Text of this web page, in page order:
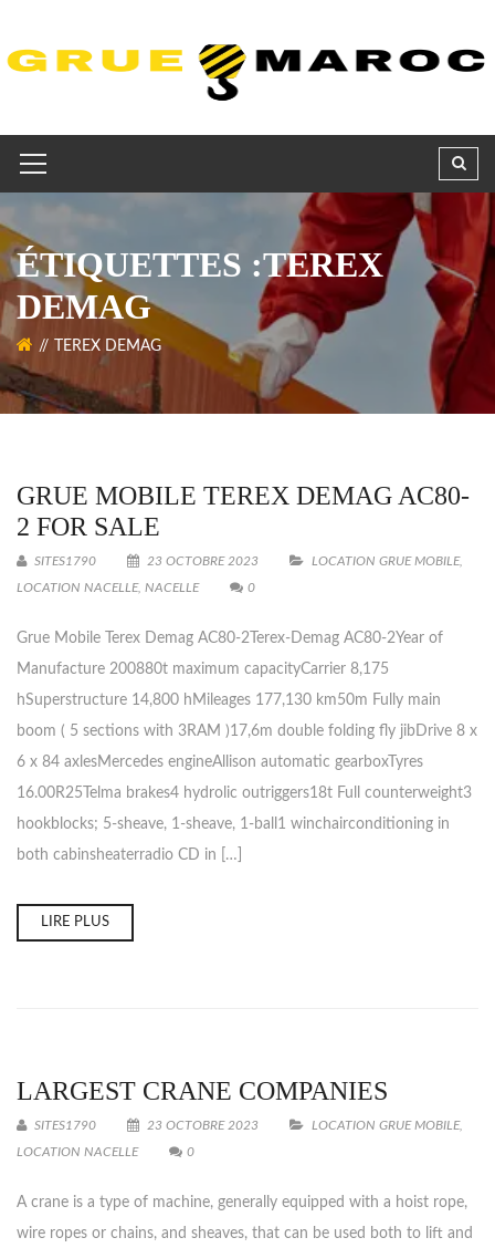
ÉTIQUETTES :TEREX
DEMAG
TEREX DEMAG
GRUE MOBILE TEREX DEMAG AC80-
2 FOR SALE
SITES1790 23 OCTOBRE 2023 LOCATION GRUE MOBILE,
LOCATION NACELLE, NACELLE 0
Grue Mobile Terex Demag AC80-2Terex-Demag AC80-2Year of
Manufacture 200880t maximum capacityCarrier 8,175
hSuperstructure 14,800 hMileages 177,130 km50m Fully main
boom ( 5 sections with 3RAM )17,6m double folding fly jibDrive 8 x
6 x 84 axlesMercedes engineAllison automatic gearboxTyres
16.00R25Telma brakes4 hydrolic outriggers18t Full counterweight3
hookblocks; 5-sheave, 1-sheave, 1-ball1 winchairconditioning in
both cabinsheaterradio CD in […]
LIRE PLUS
LARGEST CRANE COMPANIES
SITES1790 23 OCTOBRE 2023 LOCATION GRUE MOBILE,
LOCATION NACELLE
0
A crane is a type of machine, generally equipped with a hoist rope,
wire ropes or chains, and sheaves, that can be used both to lift and